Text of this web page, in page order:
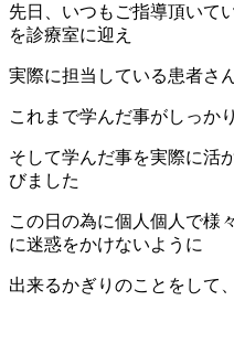
先日、いつもご指導頂いて
を診療室に迎え
実際に担当している患者さ
これまで学んだ事がしっか
そして学んだ事を実際に活
びました
この日の為に個人個人で様
に迷惑をかけないように
出来るかぎりのことをして